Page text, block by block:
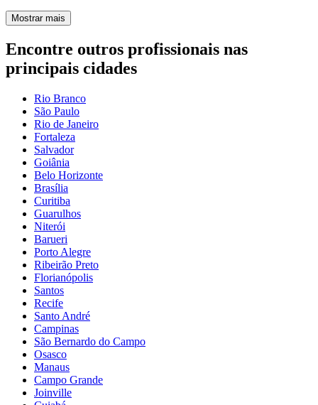
Mostrar mais
Encontre outros profissionais nas
principais cidades
Rio Branco
São Paulo
Rio de Janeiro
Fortaleza
Salvador
Goiânia
Belo Horizonte
Brasília
Curitiba
Guarulhos
Niterói
Barueri
Porto Alegre
Ribeirão Preto
Florianópolis
Santos
Recife
Santo André
Campinas
São Bernardo do Campo
Osasco
Manaus
Campo Grande
Joinville